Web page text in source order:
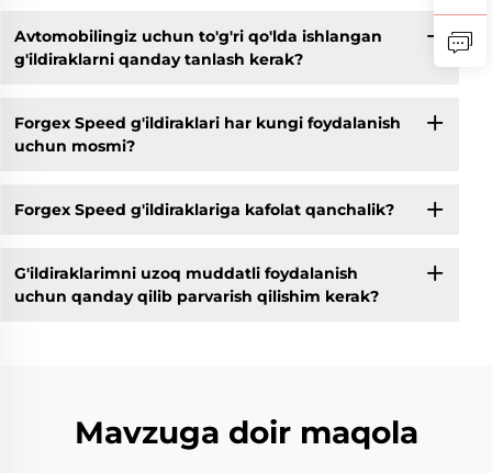
Avtomobilingiz uchun to'g'ri qo'lda ishlangan
g'ildiraklarni qanday tanlash kerak?
Forgex Speed g'ildiraklari har kungi foydalanish
uchun mosmi?
Forgex Speed g'ildiraklariga kafolat qanchalik?
G'ildiraklarimni uzoq muddatli foydalanish
uchun qanday qilib parvarish qilishim kerak?
Mavzuga doir maqola